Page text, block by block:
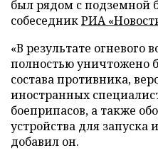
был рядом с подземной
собеседникРИА
«В результате огневого
полностью уничтожено
состава противника,
иностранных
боеприпасов, а также
устройства для запуска
добавил он.